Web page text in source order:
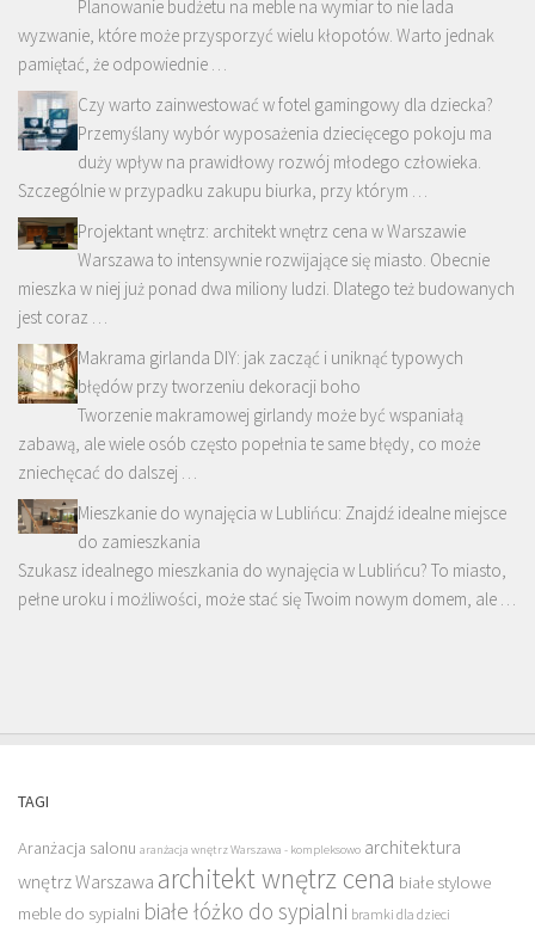
Planowanie budżetu na meble na wymiar to nie lada
wyzwanie, które może przysporzyć wielu kłopotów. Warto jednak
pamiętać, że odpowiednie …
Czy warto zainwestować w fotel gamingowy dla dziecka?
Przemyślany wybór wyposażenia dziecięcego pokoju ma
duży wpływ na prawidłowy rozwój młodego człowieka.
Szczególnie w przypadku zakupu biurka, przy którym …
Projektant wnętrz: architekt wnętrz cena w Warszawie
Warszawa to intensywnie rozwijające się miasto. Obecnie
mieszka w niej już ponad dwa miliony ludzi. Dlatego też budowanych
jest coraz …
Makrama girlanda DIY: jak zacząć i uniknąć typowych
błędów przy tworzeniu dekoracji boho
Tworzenie makramowej girlandy może być wspaniałą
zabawą, ale wiele osób często popełnia te same błędy, co może
zniechęcać do dalszej …
Mieszkanie do wynajęcia w Lublińcu: Znajdź idealne miejsce
do zamieszkania
Szukasz idealnego mieszkania do wynajęcia w Lublińcu? To miasto,
pełne uroku i możliwości, może stać się Twoim nowym domem, ale …
TAGI
Aranżacja salonu aranżacja wnętrz Warszawa - kompleksowo architektura
wnętrz Warszawa architekt wnętrz cena białe stylowe
meble do sypialni białe łóżko do sypialni bramki dla dzieci